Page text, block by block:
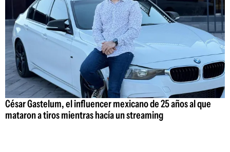
César Gastelum, el influencer mexicano de 25 años al que
mataron a tiros mientras hacía un streaming